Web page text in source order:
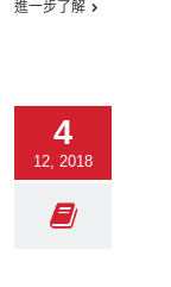
進一步了解
4
12, 2018